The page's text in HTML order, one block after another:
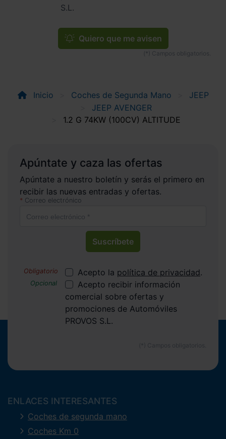
S.L.
Quiero que me avisen
Inicio Coches de Segunda Mano
JEEP
JEEP AVENGER
1.2 G 74KW (100CV) ALTITUDE
Apúntate y caza las ofertas
Apúntate a nuestro boletín y serás el primero en
recibir las nuevas entradas y ofertas.
Correo electrónico
Suscríbete
Acepto la política de privacidad.
Acepto recibir información
comercial sobre ofertas y
promociones de Automóviles
PROVOS S.L.
ENLACES INTERESANTES
Coches de segunda mano
Coches Km 0